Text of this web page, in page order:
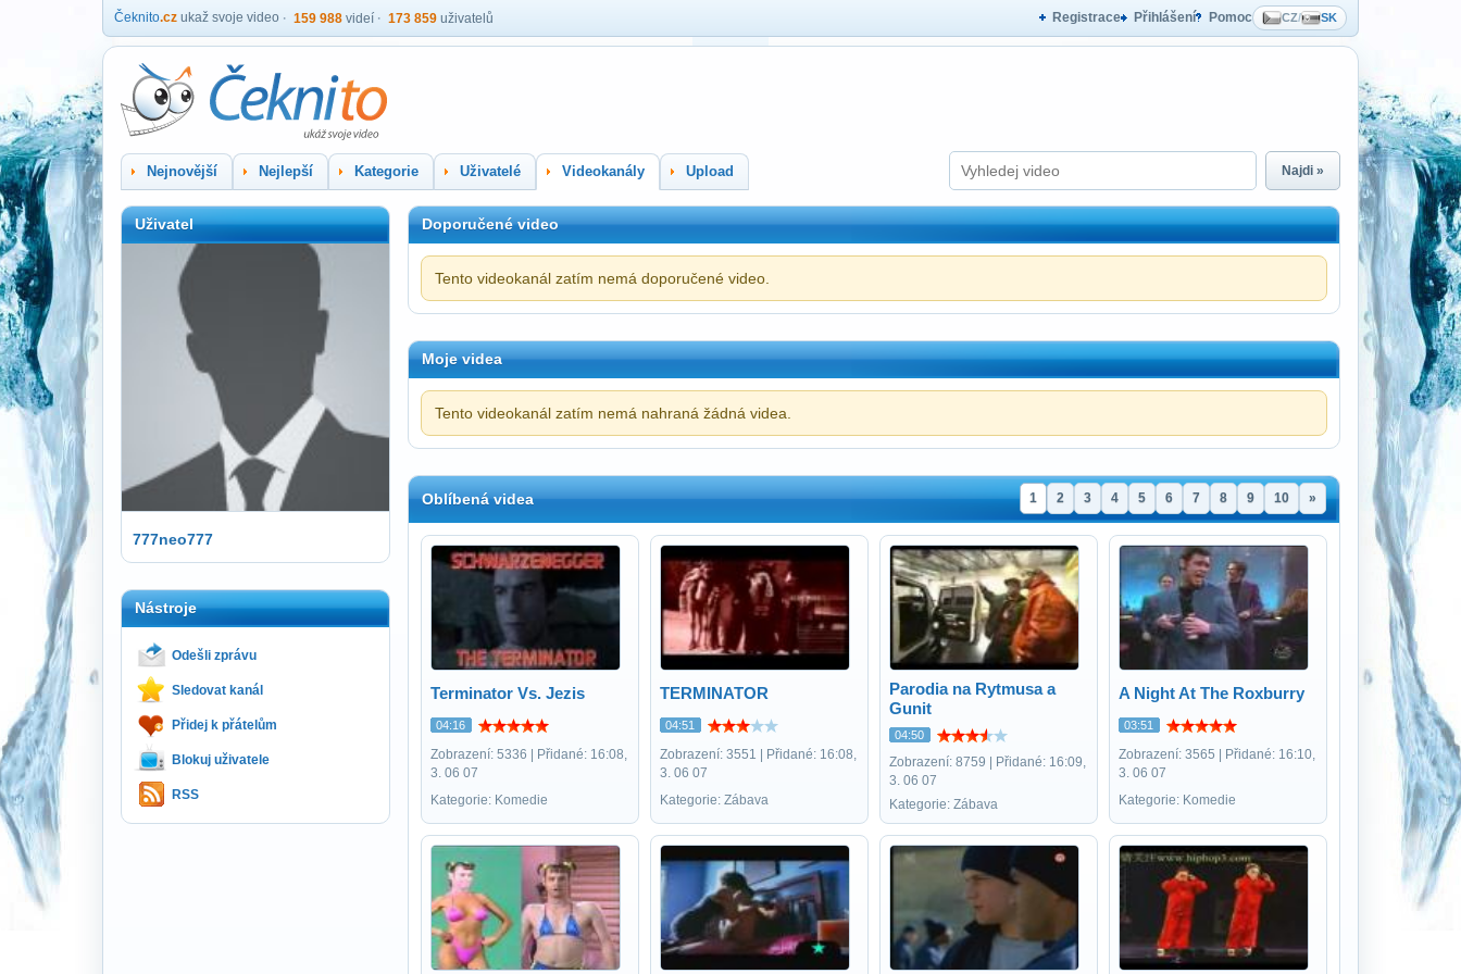
Čeknito.cz ukaž svoje video 159 988 videí 173 859 uživatelů Registrace Přihlášení Pomoc CZ/ SK
Nejnovější Nejlepší Kategorie Uživatelé Videokanály Upload Najdi »
Uživatel
777neo777
Nástroje
Odešli zprávu
Sledovat kanál
Přidej k přátelům
Blokuj uživatele
RSS
Doporučené video
Tento videokanál zatím nemá doporučené video.
Moje videa
Tento videokanál zatím nemá nahraná žádná videa.
Oblíbená videa 1 2 3 4 5 6 7 8 9 10 »
Terminator Vs. Jezis
04:16
Zobrazení: 5336 | Přidané: 16:08,
3. 06 07
Kategorie: Komedie
TERMINATOR
04:51
Zobrazení: 3551 | Přidané: 16:08,
3. 06 07
Kategorie: Zábava
Parodia na Rytmusa a
Gunit
04:50
Zobrazení: 8759 | Přidané: 16:09,
3. 06 07
Kategorie: Zábava
A Night At The Roxburry
03:51
Zobrazení: 3565 | Přidané: 16:10,
3. 06 07
Kategorie: Komedie